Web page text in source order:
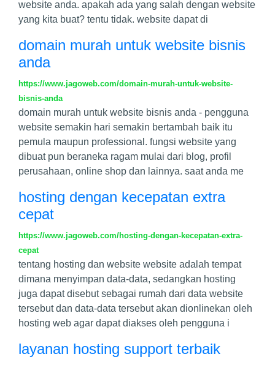
website anda. apakah ada yang salah dengan website
yang kita buat? tentu tidak. website dapat di
domain murah untuk website bisnis
anda
https://www.jagoweb.com/domain-murah-untuk-website-
bisnis-anda
domain murah untuk website bisnis anda - pengguna
website semakin hari semakin bertambah baik itu
pemula maupun professional. fungsi website yang
dibuat pun beraneka ragam mulai dari blog, profil
perusahaan, online shop dan lainnya. saat anda me
hosting dengan kecepatan extra
cepat
https://www.jagoweb.com/hosting-dengan-kecepatan-extra-
cepat
tentang hosting dan website website adalah tempat
dimana menyimpan data-data, sedangkan hosting
juga dapat disebut sebagai rumah dari data website
tersebut dan data-data tersebut akan dionlinekan oleh
hosting web agar dapat diakses oleh pengguna i
layanan hosting support terbaik